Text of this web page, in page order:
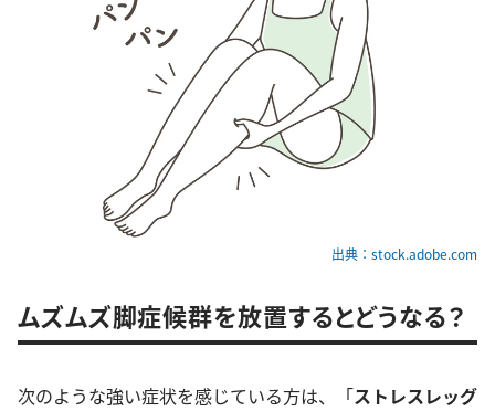
出典：stock.adobe.com
ムズムズ脚症候群を放置するとどうなる？
次のような強い症状を感じている方は、「ストレスレッグ